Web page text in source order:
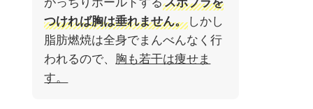
つければ胸は垂れません。 しかし
脂肪燃焼は全身でまんべんなく行
われるので、 胸も若干は痩せま
す。